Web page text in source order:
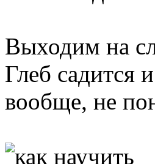
Выходим на
Глеб садится
вообще, не